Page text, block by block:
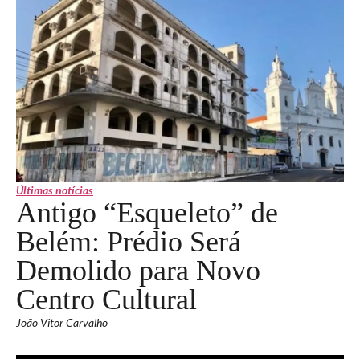
Últimas notícias
Antigo “Esqueleto” de
Belém: Prédio Será
Demolido para Novo
Centro Cultural
João Vitor Carvalho